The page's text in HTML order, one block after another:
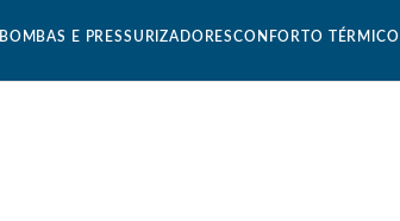
BOMBAS E PRESSURIZADORESCONFORTO TÉRMICO